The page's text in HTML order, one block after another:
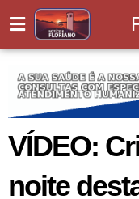
VÍDEO:
noite